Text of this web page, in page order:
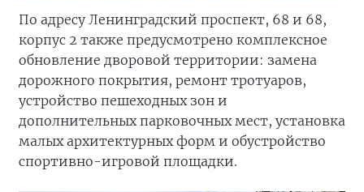
По адресу Ленинградский проспект, 68 и 68,
корпус 2 также предусмотрено комплексное
обновление дворовой территории: замена
дорожного покрытия, ремонт тротуаров,
устройство пешеходных зон и
дополнительных парковочных мест, установка
малых архитектурных форм и обустройство
спортивно-игровой площадки.